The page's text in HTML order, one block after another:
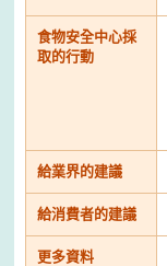
食物安全中心採
取的行動
給業界的建議
給消費者的建議
更多資料